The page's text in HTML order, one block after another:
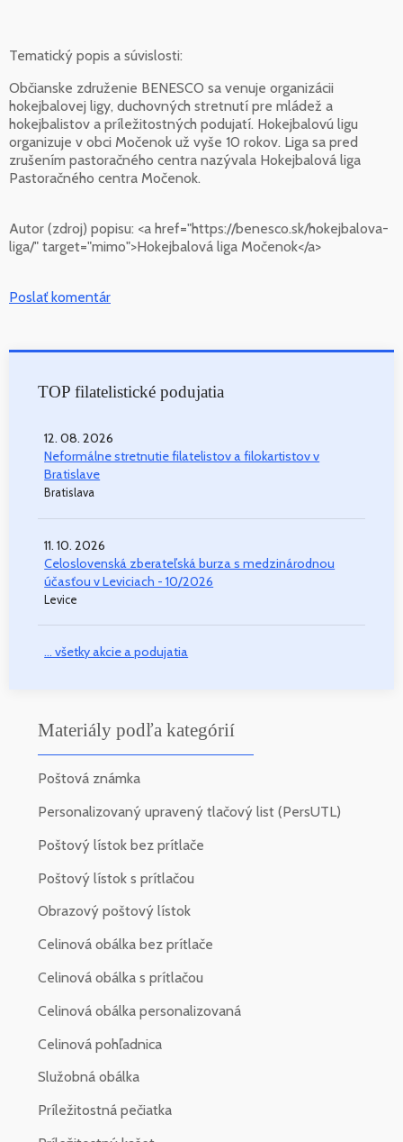
Tematický popis a súvislosti:
Občianske združenie BENESCO sa venuje organizácii
hokejbalovej ligy, duchovných stretnutí pre mládež a
hokejbalistov a príležitostných podujatí. Hokejbalovú ligu
organizuje v obci Močenok už vyše 10 rokov. Liga sa pred
zrušením pastoračného centra nazývala Hokejbalová liga
Pastoračného centra Močenok.
Autor (zdroj) popisu: <a href="https://benesco.sk/hokejbalova-
liga/" target="mimo">Hokejbalová liga Močenok</a>
Poslať komentár
TOP filatelistické podujatia
12. 08. 2026
Neformálne stretnutie filatelistov a filokartistov v
Bratislave
Bratislava
11. 10. 2026
Celoslovenská zberateľská burza s medzinárodnou
účasťou v Leviciach - 10/2026
Levice
... všetky akcie a podujatia
Materiály podľa kategórií
Poštová známka
Personalizovaný upravený tlačový list (PersUTL)
Poštový lístok bez prítlače
Poštový lístok s prítlačou
Obrazový poštový lístok
Celinová obálka bez prítlače
Celinová obálka s prítlačou
Celinová obálka personalizovaná
Celinová pohľadnica
Služobná obálka
Príležitostná pečiatka